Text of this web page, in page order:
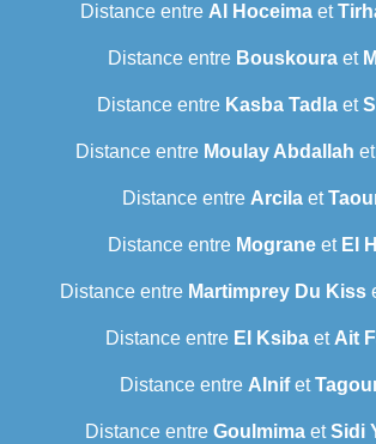
Distance entre Al Hoceimaet
Distance entre Bouskoura et
Distance entre Kasba Tadla et
Distance entre Moulay Abdallah et
Distance entre Arcila et
Distance entre Mograne et El
Distance entre Martimprey Du Kiss
Distance entre El Ksiba et Ait
Distance entre Alnifet
Distance entre Goulmima etSidi